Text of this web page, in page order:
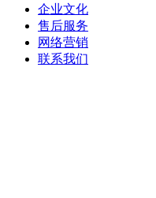
企业文化
售后服务
网络营销
联系我们